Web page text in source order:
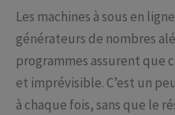
Les machines à sous en
générateurs de nombres
programmes assurent que
et imprévisible. C’est un
à chaque fois, sans que le